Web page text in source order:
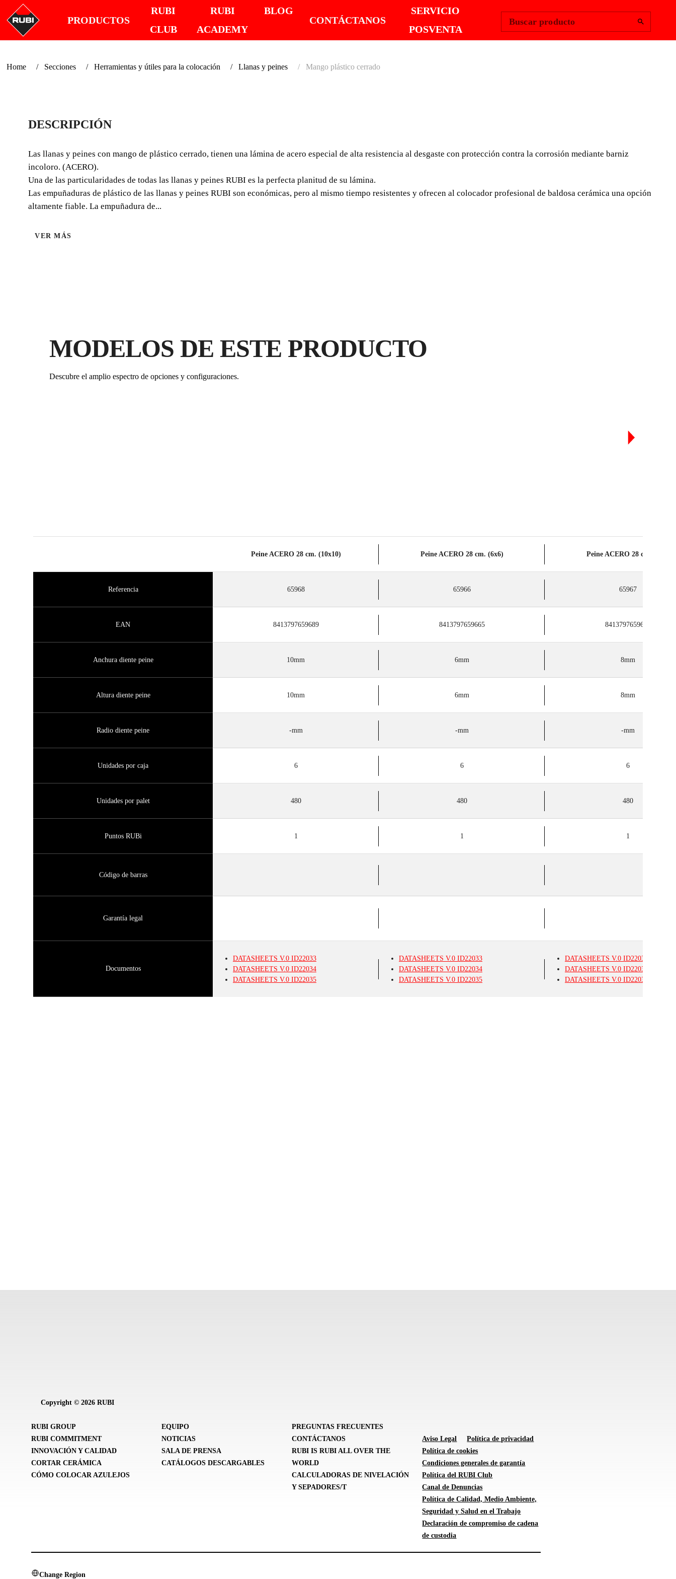
PRODUCTOS
RUBI
CLUB
RUBI
ACADEMY
BLOG
CONTÁCTANOS
SERVICIO
POSVENTA
Buscar producto
Home Secciones Herramientas y útiles para la colocación Llanas y peines Mango plástico cerrado
especial de alta resistencia al desgaste con protección contra la corrosión
mediante barniz incoloro. (ACERO).
DESCRIPCIÓN
Las llanas y peines con mango de plástico cerrado, tienen una lámina de acero especial de alta resistencia al desgaste con protección contra la corrosión mediante barniz
incoloro. (ACERO).
Una de las particularidades de todas las llanas y peines RUBI es la perfecta planitud de su lámina.
Las empuñaduras de plástico de las llanas y peines RUBI son económicas, pero al mismo tiempo resistentes y ofrecen al colocador profesional de baldosa cerámica una opción
altamente fiable. La empuñadura de...
VER MÁS
MODELOS DE ESTE PRODUCTO
Descubre el amplio espectro de opciones y configuraciones.
Peine ACERO 28 cm. (10x10) Peine ACERO 28 cm. (6x6) Peine ACERO 28 cm. (8x8)
Referencia 65968 65966 65967
EAN 8413797659689 8413797659665 8413797659672
Anchura diente peine 10mm 6mm 8mm
Altura diente peine 10mm 6mm 8mm
Radio diente peine -mm -mm -mm
Unidades por caja 6 6 6
Unidades por palet 480 480 480
Puntos RUBi 1 1 1
Código de barras
Garantía legal
Documentos
DATASHEETS V.0 ID22033
DATASHEETS V.0 ID22034
DATASHEETS V.0 ID22035
DATASHEETS V.0 ID22033
DATASHEETS V.0 ID22034
DATASHEETS V.0 ID22035
DATASHEETS V.0 ID22033
DATASHEETS V.0 ID22034
DATASHEETS V.0 ID22035
Copyright © 2026 RUBI
RUBI GROUP
RUBI COMMITMENT
INNOVACIÓN Y CALIDAD
CORTAR CERÁMICA
CÓMO COLOCAR AZULEJOS
EQUIPO
NOTICIAS
SALA DE PRENSA
CATÁLOGOS DESCARGABLES
PREGUNTAS FRECUENTES
CONTÁCTANOS
RUBI IS RUBI ALL OVER THE
WORLD
CALCULADORAS DE NIVELACIÓN
Y SEPADORES/T
Aviso Legal
Política de privacidad
Política de cookies
Condiciones generales de garantía
Política del RUBI Club
Canal de Denuncias
Política de Calidad, Medio Ambiente,
Seguridad y Salud en el Trabajo
Declaración de compromiso de cadena
de custodia
Change Region